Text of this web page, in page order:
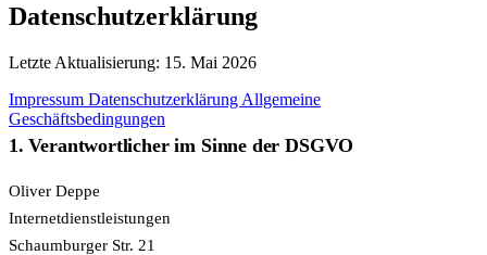
Datenschutzerklärung
Letzte Aktualisierung: 15. Mai 2026
Impressum Datenschutzerklärung Allgemeine
Geschäftsbedingungen
1. Verantwortlicher im Sinne der DSGVO
Oliver Deppe
Internetdienstleistungen
Schaumburger Str. 21